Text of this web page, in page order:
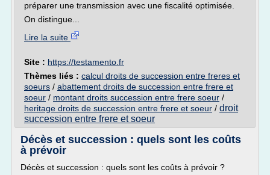
préparer une transmission avec une fiscalité optimisée.
On distingue...
Lire la suite
Site : https://testamento.fr
Thèmes liés : calcul droits de succession entre freres et
soeurs / abattement droits de succession entre frere et
soeur / montant droits succession entre frere soeur /
heritage droits de succession entre frere et soeur / droit
succession entre frere et soeur
Décès et succession : quels sont les coûts
à prévoir
Décès et succession : quels sont les coûts à prévoir ?